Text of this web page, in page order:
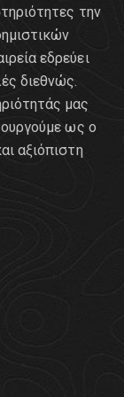
την
εδρεύει
διεθνώς.
μας
ως ο
αξιόπιστη